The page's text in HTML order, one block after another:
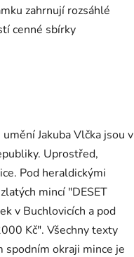
zahrnují rozsáhlé
cenné sbírky
Jakuba Vlčka jsou v
Uprostřed,
Pod heraldickými
mincí "DESET
v Buchlovicích a pod
Kč". Všechny texty
spodním okraji mince je